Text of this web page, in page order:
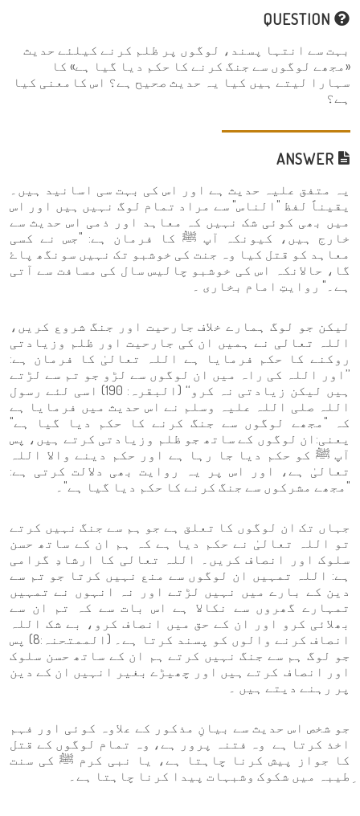
بہت سے انتہا پسند، لوگوں پر ظلم کرنے کیلئے حدیث
«مجھے لوگوں سے جنگ کرنے کا حکم دیا گیا ہے» کا
سہارا لیتے ہیں کیا یہ حدیث صحیح ہے؟ اس کامعنی کیا
ہے؟
یہ متفق علیہ حدیث ہے اور اس کی بہت سی اسانید ہیں۔
یقیناً لفظ "الناس" سے مراد تمام لوگ نہیں ہیں اور اس
میں بھی کوئی شک نہیں کہ معاہد اور ذمی اس حدیث سے
خارج ہیں، کیونکہ آپ ﷺ کا فرمان ہے: "جس نے کسی
معاہد کو قتل کیا وہ جنت کی خوشبو تک نہیں سونگھ پاۓ
گا، حالانکہ اس کی خوشبو چالیس سال کی مسافت سے آتی
ہے۔" روایتِ امام بخاری ۔
لیکن جو لوگ ہمارے خلاف جارحیت اور جنگ شروع کریں،
اللہ تعالی نے ہمیں ان کی جارحیت اور ظلم وزیادتی
روکنے کا حکم فرمایا ہے اللہ تعالیٰ کا فرمان ہے:
’’اور اللہ کی راہ میں ان لوگوں سے لڑو جو تم سے لڑتے
ہیں لیکن زیادتی نہ کرو‘‘ (البقرہ: 190) اسی لئے رسول
اللہ صلی اللہ علیہ وسلم نے اس حدیث میں فرمایا ہے
کہ "مجھے لوگوں سے جنگ کرنے کا حکم دیا گیا ہے"
یعنی:ان لوگوں کے ساتھ جو ظلم وزیادتی کرتے ہیں، پس
آپ ﷺ کو حکم دیا جا رہا ہے اور حکم دینے والا اللہ
تعالیٰ ہے، اور اس پر یہ روایت بھی دلالت کرتی ہے:
"مجھے مشرکوں سے جنگ کرنے کا حکم دیا گیا ہے"۔
جہاں تک ان لوگوں کا تعلق ہے جو ہم سے جنگ نہیں کرتے
تو اللہ تعالیٰ نے حکم دیا ہے کہ ہم ان کے ساتھ حسن
سلوک اور انصاف کریں۔ اللہ تعالی کا ارشادِ گرامی
ہے: اللہ تمہیں ان لوگوں سے منع نہیں کرتا جو تم سے
دین کے بارے میں نہیں لڑتے اور نہ انہوں نے تمہیں
تمہارے گھروں سے نکالا ہے اس بات سے کہ تم ان سے
بھلائی کرو اور ان کے حق میں انصاف کرو، بے شک اللہ
انصاف کرنے والوں کو پسند کرتا ہے۔ (الممتحنہ:8) پس
جو لوگ ہم سے جنگ نہیں کرتے ہم ان کے ساتھ حسن سلوک
اور انصاف کرتے ہیں اور چھیڑے بغیر انہیں ان کے دین
پر رہنے دیتے ہیں ۔
جو شخص اس حدیث سے بیانِ مذکور کے علاوہ کوئی اور فہم
اخذ کرتا ہے وہ فتنہ پرور ہے، وہ تمام لوگوں کے قتل
کا جواز پیش کرنا چاہتا ہے، یا نبی کرم ﷺ کی سنت
ِطیبہ میں شکوک وشبہات پیدا کرنا چاہتا ہے۔